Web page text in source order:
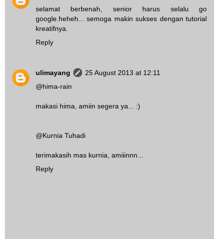
selamat berbenah, senior harus selalu go
google.heheh... semoga makin sukses dengan tutorial
kreatifnya.
Reply
ulimayang
25 August 2013 at 12:11
@hima-rain
makasi hima, amiin segera ya... :)
@Kurnia Tuhadi
terimakasih mas kurnia, amiiinnn...
Reply